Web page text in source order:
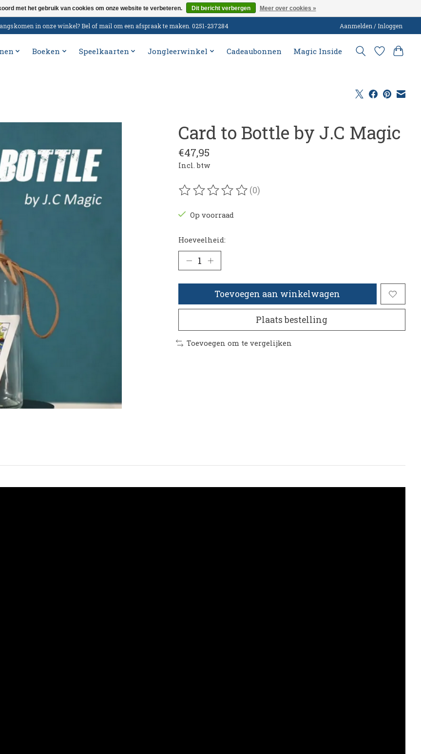
in onze winkel? Bel of mail om een afspraak te maken. 0251-237284 Aanmelden / Inloggen
Boeken Speelkaarten Jongleerwinkel Cadeaubonnen Magic Inside
Card to Bottle by J.C Magic
€47,95
Incl. btw
De beoordeling van dit product is
(0)
Op voorraad
Hoeveelheid:
Toevoegen aan winkelwagen
Plaats bestelling
Toevoegen om te vergelijken
met het gebruik van cookies om onze website te verbeteren. Dit bericht verbergen Meer over cookies »